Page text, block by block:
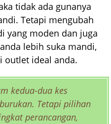
tidak ada gunanya
Tetapi mengubah
yang moden dan juga
lebih suka mandi,
outlet ideal anda.
kedua-dua kes
Tetapi pilihan
perancangan,